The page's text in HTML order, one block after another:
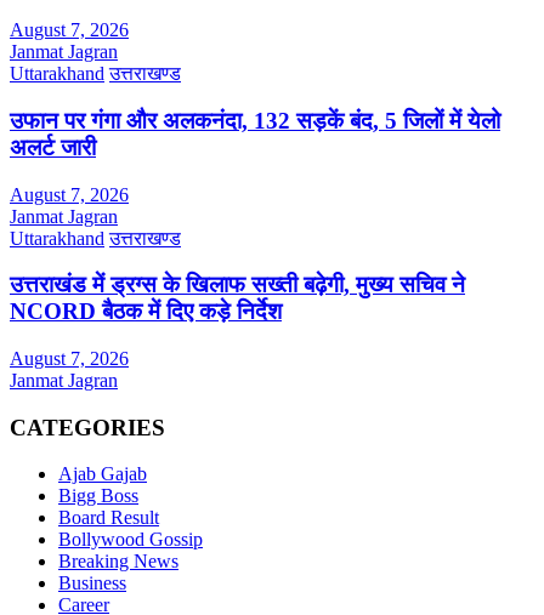
August 7, 2026
Janmat Jagran
Uttarakhand उत्तराखण्ड
उफान पर गंगा और अलकनंदा, 132 सड़कें बंद, 5 जिलों में येलो
अलर्ट जारी
August 7, 2026
Janmat Jagran
Uttarakhand उत्तराखण्ड
उत्तराखंड में ड्रग्स के खिलाफ सख्ती बढ़ेगी, मुख्य सचिव ने
NCORD बैठक में दिए कड़े निर्देश
August 7, 2026
Janmat Jagran
CATEGORIES
Ajab Gajab
Bigg Boss
Board Result
Bollywood Gossip
Breaking News
Business
Career